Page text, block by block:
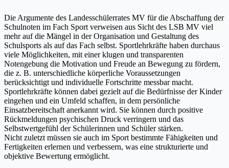
Die Argumente des Landesschülerrates MV für die Abschaffung der
Schulnoten im Fach Sport verweisen aus Sicht des LSB MV viel
mehr auf die Mängel in der Organisation und Gestaltung des
Schulsports als auf das Fach selbst. Sportlehrkräfte haben durchaus
viele Möglichkeiten, mit einer klugen und transparenten
Notengebung die Motivation und Freude an Bewegung zu fördern,
die z. B. unterschiedliche körperliche Voraussetzungen
berücksichtigt und individuelle Fortschritte messbar macht.
Sportlehrkräfte können dabei gezielt auf die Bedürfnisse der Kinder
eingehen und ein Umfeld schaffen, in dem persönliche
Einsatzbereitschaft anerkannt wird. Sie können durch positive
Rückmeldungen psychischen Druck verringern und das
Selbstwertgefühl der Schülerinnen und Schüler stärken.
Nicht zuletzt müssen sie auch im Sport bestimmte Fähigkeiten und
Fertigkeiten erlernen und verbessern, was eine strukturierte und
objektive Bewertung ermöglicht.